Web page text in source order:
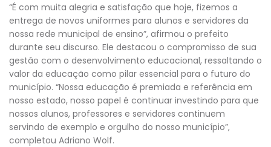
“É com muita alegria e satisfação que hoje, fizemos a
entrega de novos uniformes para alunos e servidores da
nossa rede municipal de ensino”, afirmou o prefeito
durante seu discurso. Ele destacou o compromisso de sua
gestão com o desenvolvimento educacional, ressaltando o
valor da educação como pilar essencial para o futuro do
município. “Nossa educação é premiada e referência em
nosso estado, nosso papel é continuar investindo para que
nossos alunos, professores e servidores continuem
servindo de exemplo e orgulho do nosso município”,
completou Adriano Wolf.